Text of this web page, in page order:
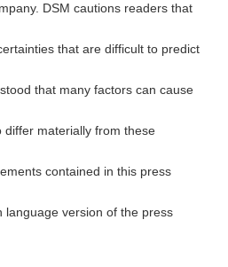
DSM cautions readers that
that are difficult to predict
that many factors can cause
differ materially from these
contained in this press
language version of the press